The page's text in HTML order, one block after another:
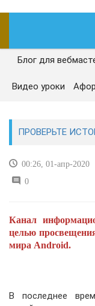
ГЛАВНАЯ
СЕГОДНЯ
РЕМОНТ И
УЧЕБНИК CSS
Блог для
Видео уроки
ПРОВЕРЬТЕ
00:26, 01-апр-2020
0
Канал
целью
мира Android.
В последнее